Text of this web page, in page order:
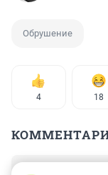
Обрушение
4 18